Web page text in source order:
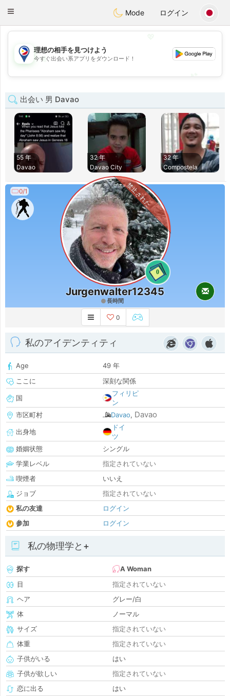
PhilippinesChat
Toggle
Mode ログイン
💖
💕
理想の相手を見つけよう
今すぐ出会い系アプリをダウンロード！
出会い 男 Davao
55 年
Davao
32 年
Davao City
32 年
Compostela
0/1
0
禁止された
Jurgenwalter12345
長時間
0
私のアイデンティティ
Age
49 年
ここに
深刻な関係
国
フィリピ
ン
市区町村
Davao, Davao
出身地
ドイ
ツ
婚姻状態
シングル
学業レベル
指定されていない
喫煙者
いいえ
ジョブ
指定されていない
私の友達
ログイン
参加
ログイン
私の物理学と+
探す
A Woman
目
指定されていない
ヘア
グレー/白
体
ノーマル
サイズ
指定されていない
体重
指定されていない
子供がいる
はい
子供が欲しい
指定されていない
恋に出る
はい